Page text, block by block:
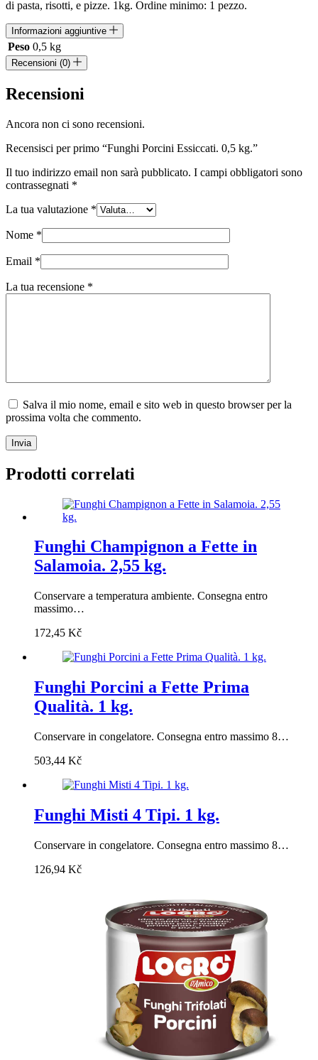
di pasta, risotti, e pizze. 1kg. Ordine minimo: 1 pezzo.
Informazioni aggiuntive
Peso 0,5 kg
Recensioni (0)
Recensioni
Ancora non ci sono recensioni.
Recensisci per primo “Funghi Porcini Essiccati. 0,5 kg.”
Il tuo indirizzo email non sarà pubblicato. I campi obbligatori sono
contrassegnati *
La tua valutazione *
Nome *
Email *
La tua recensione *
Salva il mio nome, email e sito web in questo browser per la
prossima volta che commento.
Invia
Prodotti correlati
Funghi Champignon a Fette in
Salamoia. 2,55 kg.
Conservare a temperatura ambiente. Consegna entro
massimo…
172,45 Kč
Funghi Porcini a Fette Prima
Qualità. 1 kg.
Conservare in congelatore. Consegna entro massimo 8…
503,44 Kč
Funghi Misti 4 Tipi. 1 kg.
Conservare in congelatore. Consegna entro massimo 8…
126,94 Kč